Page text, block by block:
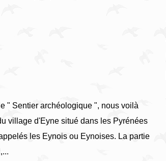
" Sentier archéologique ", nous voilà
village d'Eyne situé dans les Pyrénées
les Eynois ou Eynoises. La partie